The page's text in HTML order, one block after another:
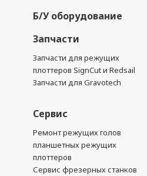
Б/У оборудование
Запчасти
Запчасти для режущих
плоттеров SignCut и Redsail
Запчасти для Gravotech
Сервис
Ремонт режущих голов
планшетных режущих
плоттеров
Сервис фрезерных станков